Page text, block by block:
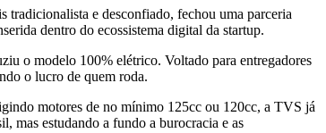
e desconfiado, fechou uma parceria
dentro do ecossistema digital da startup.
o modelo 100% elétrico. Voltado para entregadores
o lucro de quem roda.
motores de no mínimo 125cc ou 120cc, a TVS já
mas estudando a fundo a burocracia e as